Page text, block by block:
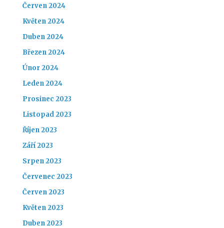
Červen 2024
Květen 2024
Duben 2024
Březen 2024
Únor 2024
Leden 2024
Prosinec 2023
Listopad 2023
Říjen 2023
Září 2023
Srpen 2023
Červenec 2023
Červen 2023
Květen 2023
Duben 2023